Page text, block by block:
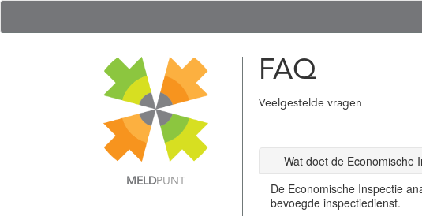
MELDPUNT
FAQ
Veelgestelde vragen
Wat doet de Economische
De Economische Inspectie
bevoegde inspectiedienst.